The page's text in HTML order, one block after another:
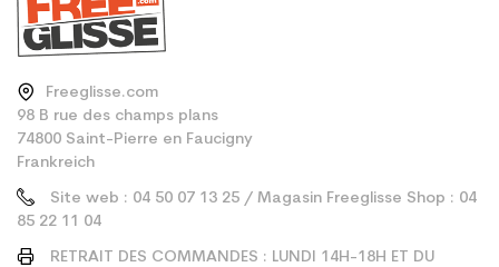
Freeglisse.com
98 B rue des champs plans
74800 Saint-Pierre en Faucigny
Frankreich
Site web : 04 50 07 13 25 / Magasin Freeglisse Shop : 04
85 22 11 04
RETRAIT DES COMMANDES : LUNDI 14H-18H ET DU